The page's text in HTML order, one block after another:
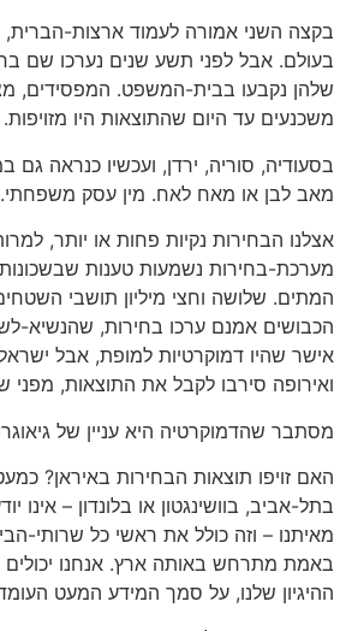
בקצה השני אמורה לעמוד ארצות-
בעולם. אבל לפני תשע שנים נערכו שם
שלהן נקבעו בבית-המשפט. המפסידים,
משכנעים עד היום שהתוצאות היו מזויפות.
בסעודיה, סוריה, ירדן, ועכשיו כנראה גם
מאב לבן או מאח לאח. מין עסק משפחתי.
אצלנו הבחירות נקיות פחות או יותר,
מערכת-בחירות נשמעות טענות
המתים. שלושה וחצי מיליון תושבי
הכבושים אמנם ערכו בחירות, שהנשיא-
אישר שהיו דמוקרטיות למופת, אבל
ואירופה סירבו לקבל את התוצאות, מפני
מסתבר שהדמוקרטיה היא עניין של
האם זויפו תוצאות הבחירות באיראן?
בתל-אביב, בוושינגטון או בלונדון – אינו
מאיתנו – וזה כולל את ראשי כל שרותי-
באמת מתרחש באותה ארץ. אנחנו יכולים
ההיגיון שלנו, על סמך המידע המעט